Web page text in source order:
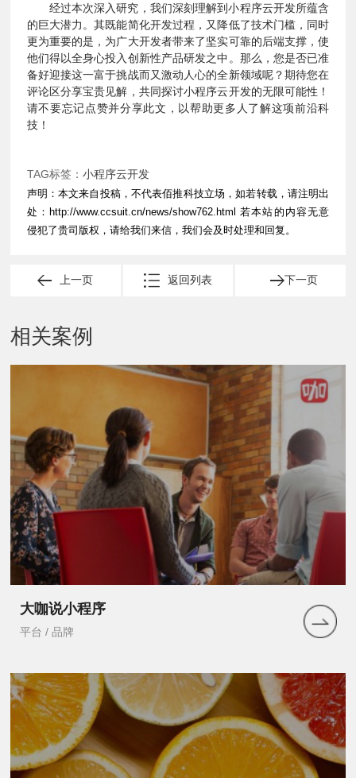
经过本次深入研究，我们深刻理解到小程序云开发所蕴含
的巨大潜力。其既能简化开发过程，又降低了技术门槛，同时
更为重要的是，为广大开发者带来了坚实可靠的后端支撑，使
他们得以全身心投入创新性产品研发之中。那么，您是否已准
备好迎接这一富于挑战而又激动人心的全新领域呢？期待您在
评论区分享宝贵见解，共同探讨小程序云开发的无限可能性！
请不要忘记点赞并分享此文，以帮助更多人了解这项前沿科
技！
TAG标签： 小程序云开发
声明：本文来自投稿，不代表佰推科技立场，如若转载，请注明出
处： http://www.ccsuit.cn/news/show762.html 若本站的内容无意
侵犯了贵司版权，请给我们来信，我们会及时处理和回复。
上一页 下一页
返回列表
相关案例
大咖说小程序
平台 / 品牌